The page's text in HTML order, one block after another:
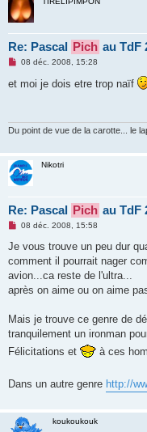
Re: Pascal Pich au TdF
M
s
s
n
u
08 déc. 2008, 15:28
et moi je dois etre trop naïf
Du point de vue de la carotte... le
Nikotri
Re: Pascal Pich au TdF
M
s
a
g
n
l
u
08 déc. 2008, 15:58
Je vous trouve un peu dur
comment il pourrait nager
avion...ca reste de l'ultra...
après on aime ou on aime
Mais je trouve ce genre de
tranquilement un ironman
Félicitations et
à ces
Dans un autre genre http://
koukoukouk